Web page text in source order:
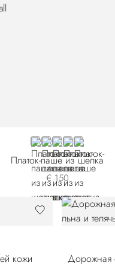
BLUE
REDGREYBLACK
BEIGE
Платок-паше из шелка
€ 150
кожи